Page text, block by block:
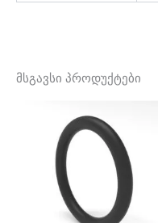
მსგავსი პროდუქტები